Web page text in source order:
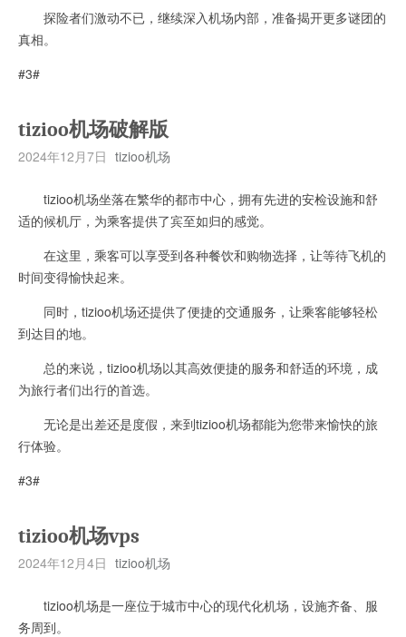
探险者们激动不已，继续深入机场内部，准备揭开更多谜团的
真相。
#3#
tizioo机场破解版
2024年12月7日 tizioo机场
tizioo机场坐落在繁华的都市中心，拥有先进的安检设施和舒
适的候机厅，为乘客提供了宾至如归的感觉。
在这里，乘客可以享受到各种餐饮和购物选择，让等待飞机的
时间变得愉快起来。
同时，tizioo机场还提供了便捷的交通服务，让乘客能够轻松
到达目的地。
总的来说，tizioo机场以其高效便捷的服务和舒适的环境，成
为旅行者们出行的首选。
无论是出差还是度假，来到tizioo机场都能为您带来愉快的旅
行体验。
#3#
tizioo机场vps
2024年12月4日 tizioo机场
tizioo机场是一座位于城市中心的现代化机场，设施齐备、服
务周到。